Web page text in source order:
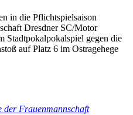
in die Pflichtspielsaison
Dresdner SC/Motor
Stadtpokalpokalspiel gegen die
auf Platz 6 im Ostragehege
der Frauenmannschaft